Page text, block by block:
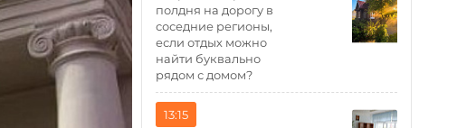
полдня на дорогу в
соседние регионы,
если отдых можно
найти буквально
рядом с домом?
13:15